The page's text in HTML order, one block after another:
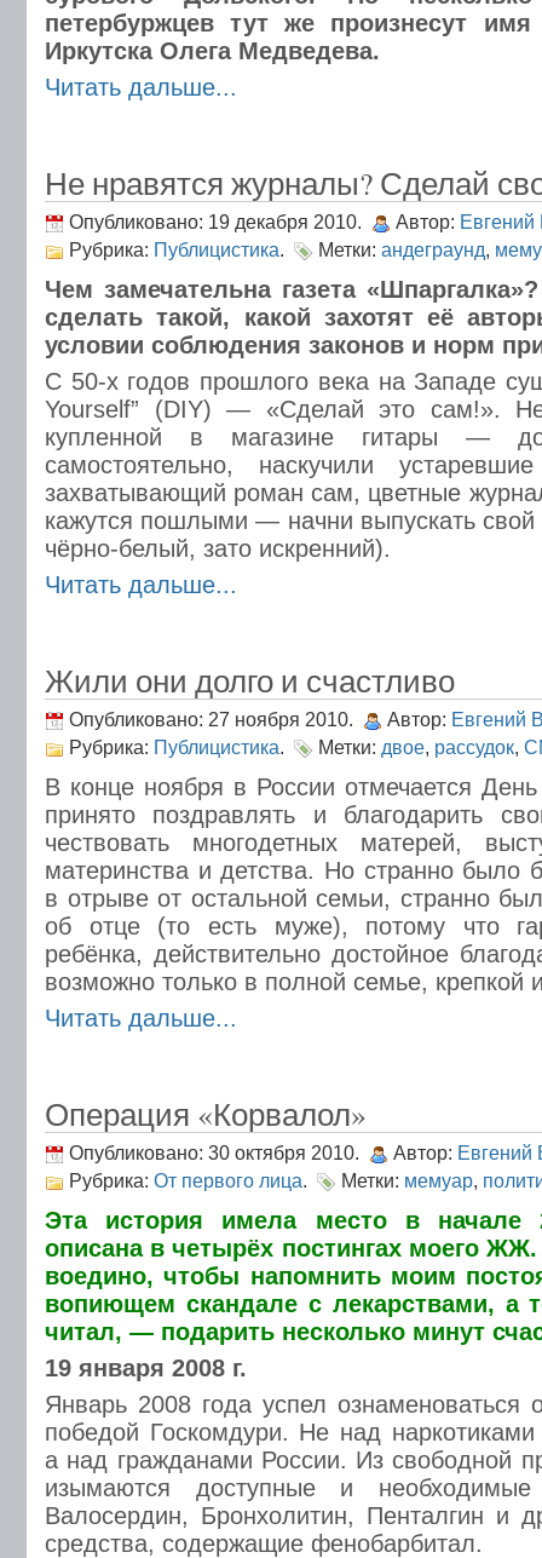
петербуржцев тут же произнесут
Иркутска Олега Медведева.
Читать дальше...
Не нравятся журналы? Сделай
Опубликовано: 19 декабря 2010. Автор: Евгений
Рубрика: Публицистика. Метки: андеграунд,
Чем замечательна газета
сделать такой, какой захотят её
условии соблюдения законов и норм
С 50-х годов прошлого века на Западе
Yourself” (DIY) — «Сделай это сам!». Не
купленной в магазине гитары —
самостоятельно, наскучили
захватывающий роман сам, цветные
кажутся пошлыми — начни выпускать
чёрно-белый, зато искренний).
Читать дальше...
Жили они долго и счастливо
Опубликовано: 27 ноября 2010. Автор: Евгений
Рубрика: Публицистика. Метки: двое, рассудок,
В конце ноября в России отмечается
принято поздравлять и благодарить
чествовать многодетных матерей,
материнства и детства. Но странно было
в отрыве от остальной семьи, странно
об отце (то есть муже), потому что
ребёнка, действительно достойное
возможно только в полной семье, крепкой
Читать дальше...
Операция «Корвалол»
Опубликовано: 30 октября 2010. Автор: Евгений
Рубрика: От первого лица. Метки: мемуар,
Эта история имела место в
описана в четырёх постингах моего
воедино, чтобы напомнить моим
вопиющем скандале с лекарствами,
читал, — подарить несколько минут
19 января 2008 г.
Январь 2008 года успел ознаменоваться
победой Госкомдури. Не над
а над гражданами России. Из свободной
изымаются доступные и
Валосердин, Бронхолитин, Пенталгин и
средства, содержащие фенобарбитал.